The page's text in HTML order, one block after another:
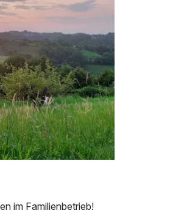
im Familienbetrieb!